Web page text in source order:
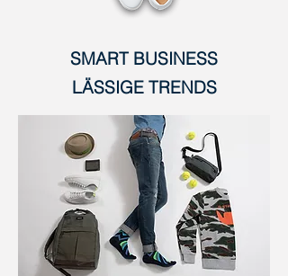
SMART BUSINESS
LÄSSIGE TRENDS